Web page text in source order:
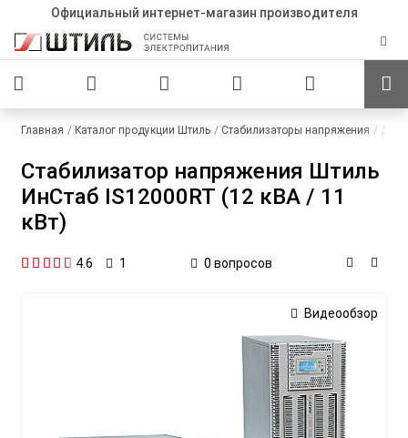
Официальный интернет-магазин производителя
Главная Каталог продукции Штиль Стабилизаторы напряжения Для
Стабилизатор напряжения Штиль
ИнСтаб IS12000RT (12 кВА / 11
кВт)
4.6 1 0 вопросов
Видеообзор